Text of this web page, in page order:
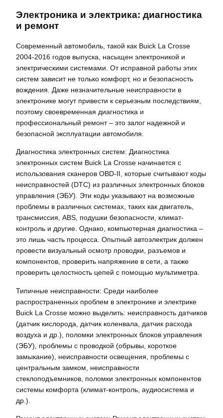
Электроника и электрика: диагностика
и ремонт
Современный автомобиль, такой как Buick La Crosse
2004-2016 годов выпуска, насыщен электроникой и
электрическими системами. От исправной работы этих
систем зависит не только комфорт, но и безопасность
вождения. Даже незначительные неисправности в
электронике могут привести к серьезным последствиям,
поэтому своевременная диагностика и
профессиональный ремонт – это залог надежной и
безопасной эксплуатации автомобиля.
Диагностика электронных систем: Диагностика
электронных систем Buick La Crosse начинается с
использования сканеров OBD-II, которые считывают коды
неисправностей (DTC) из различных электронных блоков
управления (ЭБУ). Эти коды указывают на возможные
проблемы в различных системах, таких как двигатель,
трансмиссия, ABS, подушки безопасности, климат-
контроль и другие. Однако, компьютерная диагностика –
это лишь часть процесса. Опытный автоэлектрик должен
провести визуальный осмотр проводки, разъемов и
компонентов, проверить напряжение в сети, а также
проверить целостность цепей с помощью мультиметра.
Типичные неисправности: Среди наиболее
распространенных проблем в электронике и электрике
Buick La Crosse можно выделить: неисправность датчиков
(датчик кислорода, датчик коленвала, датчик расхода
воздуха и др.), поломки электронных блоков управления
(ЭБУ), проблемы с проводкой (обрывы, короткое
замыкание), неисправности освещения, проблемы с
центральным замком, неисправности
стеклоподъемников, поломки электронных компонентов
системы комфорта (климат-контроль, аудиосистема и
др.).